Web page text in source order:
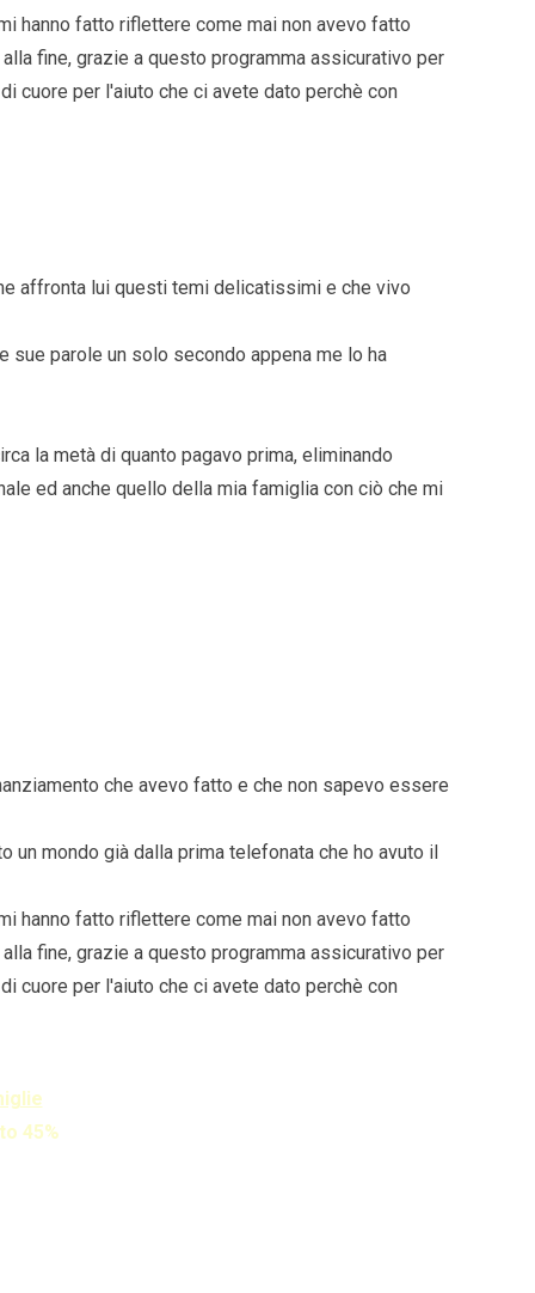
hanno fatto riflettere come mai non avevo fatto
fine, grazie a questo programma assicurativo per
cuore per l'aiuto che ci avete dato perchè con
affronta lui questi temi delicatissimi e che vivo
parole un solo secondo appena me lo ha
la metà di quanto pagavo prima, eliminando
ed anche quello della mia famiglia con ciò che mi
che avevo fatto e che non sapevo essere
un mondo già dalla prima telefonata che ho avuto il
hanno fatto riflettere come mai non avevo fatto
fine, grazie a questo programma assicurativo per
cuore per l'aiuto che ci avete dato perchè con
45%